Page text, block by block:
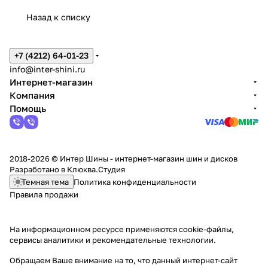
Назад к списку
+7 (4212) 64-01-23
info@inter-shini.ru
Интернет-магазин
Компания
Помощь
2018-2026 © Интер Шины - интернет-магазин шин и дисков
Разработано в Клюква.Студия
Темная тема Политика конфиденциальности
Правила продажи
На информационном ресурсе применяютсяcookie-файлы,
сервисы аналитики и рекомендательные технологии.
Обращаем Ваше внимание на то, что данный интернет-сайт